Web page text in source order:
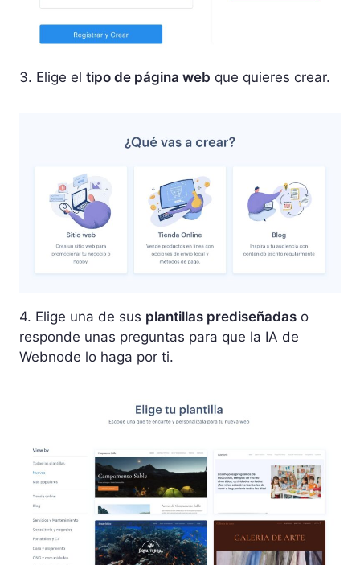
3. Elige el tipo de página web que quieres crear.
4. Elige una de sus plantillas prediseñadas o
responde unas preguntas para que la IA de
Webnode lo haga por ti.